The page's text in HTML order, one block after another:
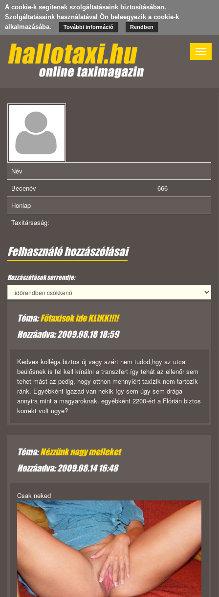
A cookie-k segítenek szolgáltatásaink biztosításában.
Szolgáltatásaink használatával Ön beleegyezik a cookie-k
alkalmazásába.
További információ Rendben
Toggle
Név
Becenév
666
Honlap
Taxitársaság:
Felhasználó hozzászólásai
Hozzászólások sorrendje:
Téma:Főtaxisok ide KLIKK!!!!
Hozzáadva: 2009.08.18 18:59
Kedves kolléga biztos új vagy azért nem tudod,hgy az utcai
beülősnek is fel kell kínálni a transzfert így tehát az ellenőr sem
tehet mást az pedig, hogy otthon mennyiért taxizik nem tartozik
ránk. Egyébként igazad van nekik így sem úgy sem drága
annyira mint a magyaroknak. egyébként 2200-ért a Flórián biztos
korrekt volt ugye?
Téma:Nézzünk nagy melleket
Hozzáadva: 2009.08.14 16:48
Csak neked